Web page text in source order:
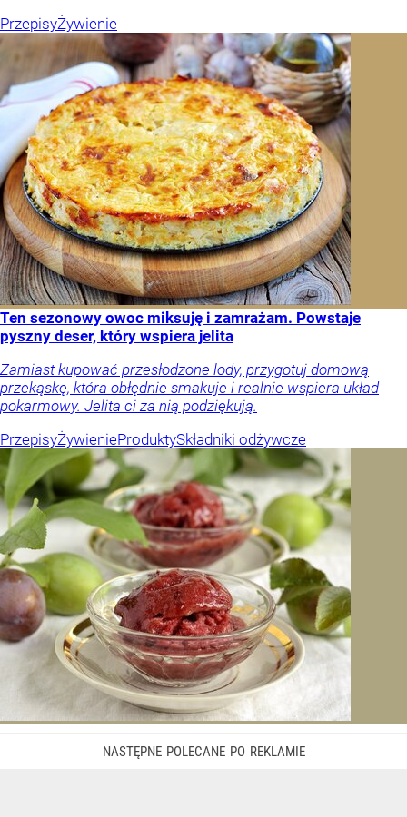
PrzepisyŻywienie
Ten sezonowy owoc miksuję i zamrażam. Powstaje
pyszny deser, który wspiera jelita
Zamiast kupować przesłodzone lody, przygotuj domową
przekąskę, która obłędnie smakuje i realnie wspiera układ
pokarmowy. Jelita ci za nią podziękują.
PrzepisyŻywienieProduktySkładniki odżywcze